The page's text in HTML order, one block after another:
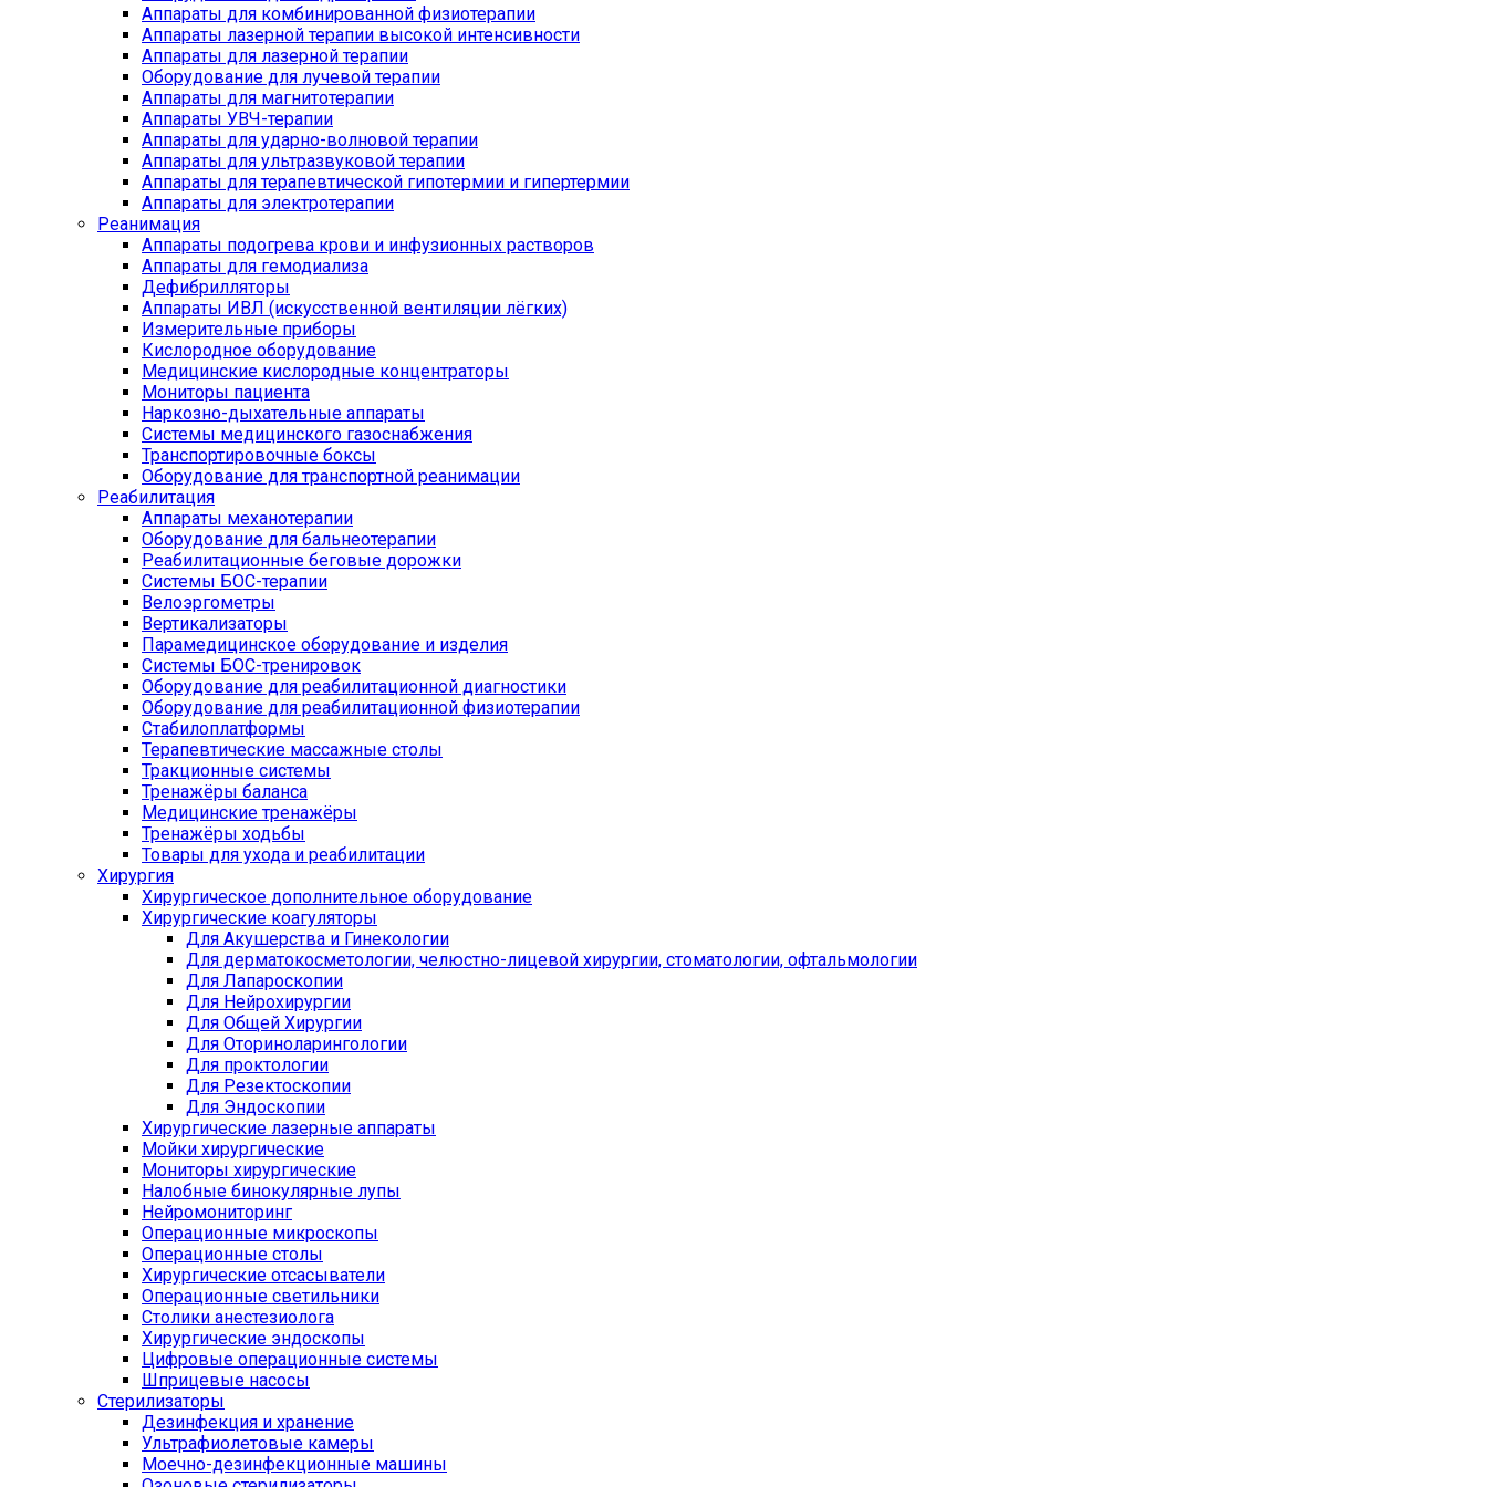
Аппараты для комбинированной физиотерапии
Аппараты лазерной терапии высокой интенсивности
Аппараты для лазерной терапии
Оборудование для лучевой терапии
Аппараты для магнитотерапии
Аппараты УВЧ-терапии
Аппараты для ударно-волновой терапии
Аппараты для ультразвуковой терапии
Аппараты для терапевтической гипотермии и гипертермии
Аппараты для электротерапии
Реанимация
Аппараты подогрева крови и инфузионных растворов
Аппараты для гемодиализа
Дефибрилляторы
Аппараты ИВЛ (искусственной вентиляции лёгких)
Измерительные приборы
Кислородное оборудование
Медицинские кислородные концентраторы
Мониторы пациента
Наркозно-дыхательные аппараты
Системы медицинского газоснабжения
Транспортировочные боксы
Оборудование для транспортной реанимации
Реабилитация
Аппараты механотерапии
Оборудование для бальнеотерапии
Реабилитационные беговые дорожки
Системы БОС-терапии
Велоэргометры
Вертикализаторы
Парамедицинское оборудование и изделия
Системы БОС-тренировок
Оборудование для реабилитационной диагностики
Оборудование для реабилитационной физиотерапии
Стабилоплатформы
Терапевтические массажные столы
Тракционные системы
Тренажёры баланса
Медицинские тренажёры
Тренажёры ходьбы
Товары для ухода и реабилитации
Хирургия
Хирургическое дополнительное оборудование
Хирургические коагуляторы
Для Акушерства и Гинекологии
Для дерматокосметологии, челюстно-лицевой хирургии, стоматологии, офтальмологии
Для Лапароскопии
Для Нейрохирургии
Для Общей Хирургии
Для Оториноларингологии
Для проктологии
Для Резектоскопии
Для Эндоскопии
Хирургические лазерные аппараты
Мойки хирургические
Мониторы хирургические
Налобные бинокулярные лупы
Нейромониторинг
Операционные микроскопы
Операционные столы
Хирургические отсасыватели
Операционные светильники
Столики анестезиолога
Хирургические эндоскопы
Цифровые операционные системы
Шприцевые насосы
Стерилизаторы
Дезинфекция и хранение
Ультрафиолетовые камеры
Моечно-дезинфекционные машины